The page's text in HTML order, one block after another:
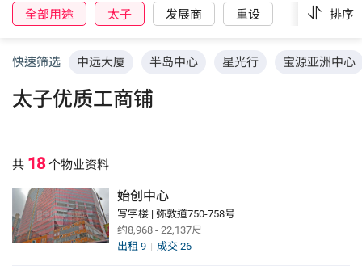
全部用途 太子 发展商 重设 排序
快速筛选 中远大厦 半岛中心 星光行 宝源亚洲中心
太子优质工商铺
共 18 个物业资料
始创中心
写字楼 | 弥敦道750-758号
约8,968 - 22,137尺
出租 9 成交 26